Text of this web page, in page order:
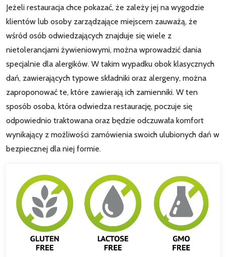
Jeżeli restauracja chce pokazać, że zależy jej na wygodzie
klientów lub osoby zarządzające miejscem zauważą, że
wśród osób odwiedzających znajduje się wiele z
nietolerancjami żywieniowymi, można wprowadzić dania
specjalnie dla alergików. W takim wypadku obok klasycznych
dań, zawierających typowe składniki oraz alergeny, można
zaproponować te, które zawierają ich zamienniki. W ten
sposób osoba, która odwiedza restaurację, poczuje się
odpowiednio traktowana oraz będzie odczuwała komfort
wynikający z możliwości zamówienia swoich ulubionych dań w
bezpiecznej dla niej formie.